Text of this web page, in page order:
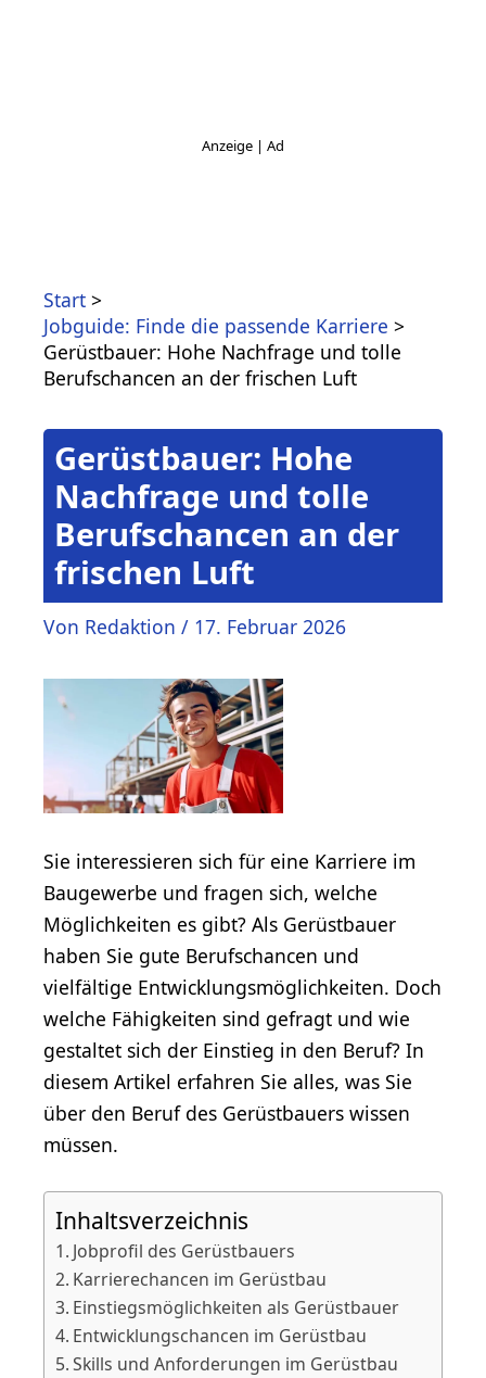
Start
Jobguide: Finde die passende Karriere
Gerüstbauer: Hohe Nachfrage und tolle
Berufschancen an der frischen Luft
Gerüstbauer: Hohe
Nachfrage und tolle
Berufschancen an der
frischen Luft
Von Redaktion / 17. Februar 2026
Sie interessieren sich für eine Karriere im
Baugewerbe und fragen sich, welche
Möglichkeiten es gibt? Als Gerüstbauer
haben Sie gute Berufschancen und
vielfältige Entwicklungsmöglichkeiten. Doch
welche Fähigkeiten sind gefragt und wie
gestaltet sich der Einstieg in den Beruf? In
diesem Artikel erfahren Sie alles, was Sie
über den Beruf des Gerüstbauers wissen
müssen.
Inhaltsverzeichnis
Jobprofil des Gerüstbauers
Karrierechancen im Gerüstbau
Einstiegsmöglichkeiten als Gerüstbauer
Entwicklungschancen im Gerüstbau
Skills und Anforderungen im Gerüstbau